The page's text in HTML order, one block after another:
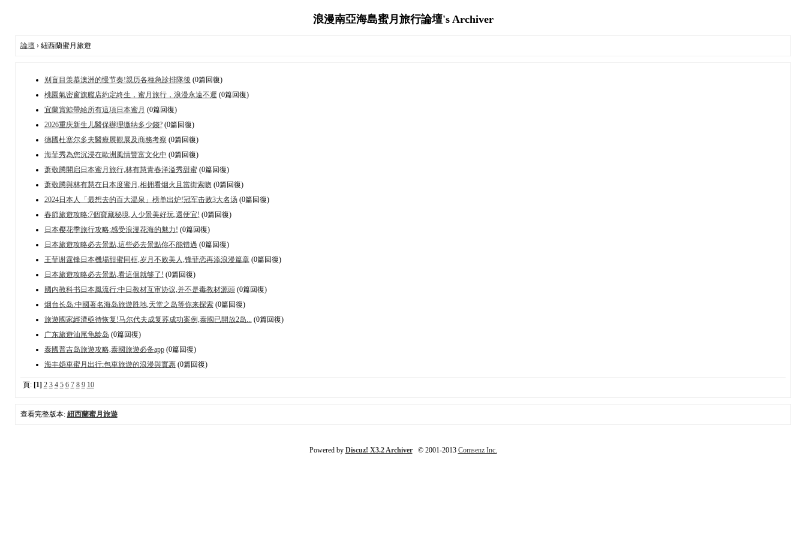
浪漫南亞海島蜜月旅行論壇's Archiver
論壇› 紐西蘭蜜月旅遊
别盲目羡慕澳洲的慢节奏!親历各種急診排隊後 (0篇回復)
桃園氣密窗旗艦店約定終生，蜜月旅行，浪漫永遠不遲 (0篇回復)
宜蘭賞鯨帶給所有這項日本蜜月 (0篇回復)
2026重庆新生儿醫保辦理缴纳多少錢?(0篇回復)
德國杜塞尔多夫醫療展觀展及商務考察 (0篇回復)
海菲秀為您沉浸在歐洲風情豐富文化中 (0篇回復)
萧敬腾開启日本蜜月旅行,林有慧青春洋溢秀甜蜜(0篇回復)
萧敬腾與林有慧在日本度蜜月,相拥看烟火且當街索吻 (0篇回復)
2024日本人「最想去的百大温泉」榜单出炉!冠军击败3大名汤(0篇回復)
春節旅遊攻略:7個寶藏秘境,人少景美好玩,還便宜! (0篇回復)
日本樱花季旅行攻略:感受浪漫花海的魅力! (0篇回復)
日本旅遊攻略必去景點,這些必去景點你不能错過 (0篇回復)
王菲谢霆锋日本機場甜蜜同框,岁月不败美人,锋菲恋再添浪漫篇章(0篇回復)
日本旅遊攻略必去景點,看這個就够了! (0篇回復)
國内教科书日本風流行:中日教材互审协议,并不是毒教材源頭(0篇回復)
烟台长岛:中國著名海岛旅遊胜地,天堂之岛等你来探索(0篇回復)
旅遊國家經濟亟待恢复!马尔代夫成复苏成功案例,泰國已開放2岛... (0篇回復)
广东旅遊汕尾龟龄岛 (0篇回復)
泰國普吉岛旅遊攻略,泰國旅遊必备app(0篇回復)
海丰婚車蜜月出行:包車旅遊的浪漫與實惠(0篇回復)
頁: [1] 2 3 4 5 6 7 8 9 10
查看完整版本: 紐西蘭蜜月旅遊
Powered by Discuz! X3.2 Archiver© 2001-2013 Comsenz Inc.